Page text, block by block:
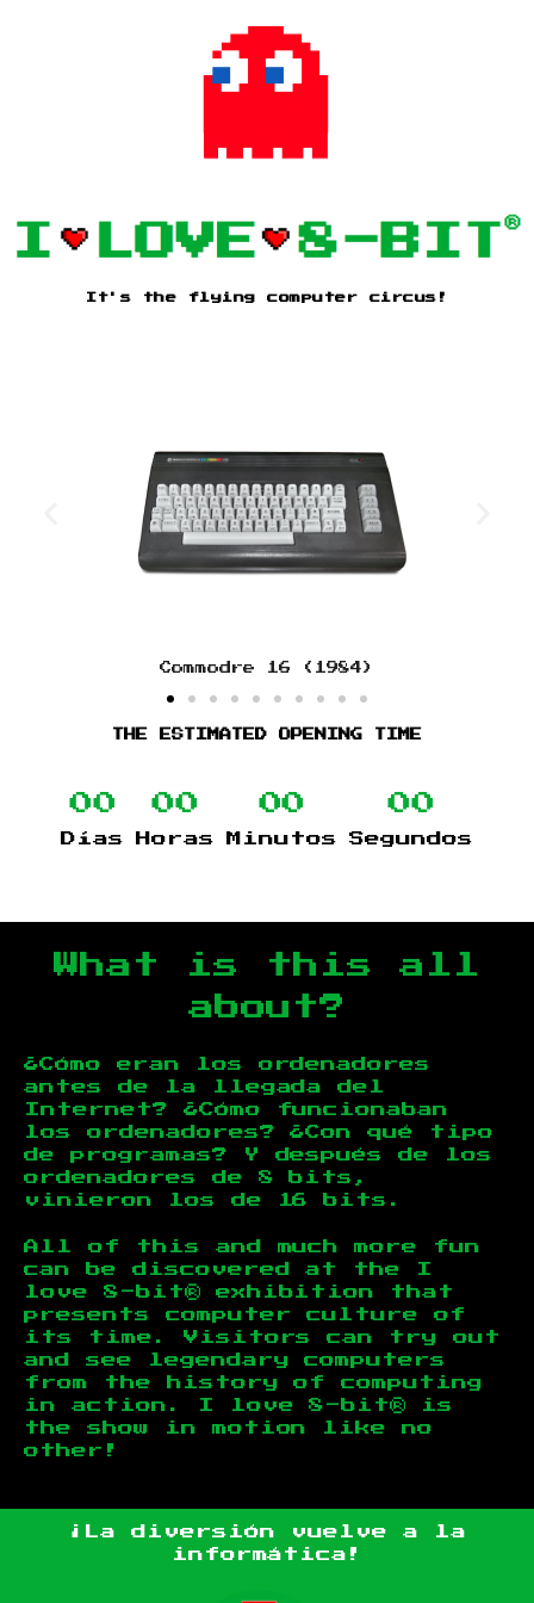
It's the flying computer circus!
Commodre 16 (1984)
THE ESTIMATED OPENING TIME
00
Días
00
Horas
00
Minutos
00
Segundos
What is this all
about?
¿Cómo eran los ordenadores
antes de la llegada del
Internet? ¿Cómo funcionaban
los ordenadores? ¿Con qué tipo
de programas? Y después de los
ordenadores de 8 bits,
vinieron los de 16 bits.
All of this and much more fun
can be discovered at the I
love 8-bit® exhibition that
presents computer culture of
its time. Visitors can try out
and see legendary computers
from the history of computing
in action. I love 8-bit® is
the show in motion like no
other!
¡La diversión vuelve a la
informática!